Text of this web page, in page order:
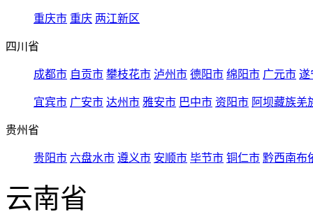
重庆市 重庆 两江新区
四川省
成都市 自贡市 攀枝花市 泸州市 德阳市 绵阳市 广元市 遂
宜宾市 广安市 达州市 雅安市 巴中市 资阳市 阿坝藏族羌
贵州省
贵阳市 六盘水市 遵义市 安顺市 毕节市 铜仁市 黔西南布
云南省